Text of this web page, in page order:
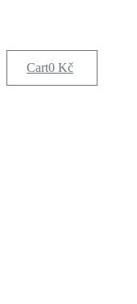
0 Kč
Cart